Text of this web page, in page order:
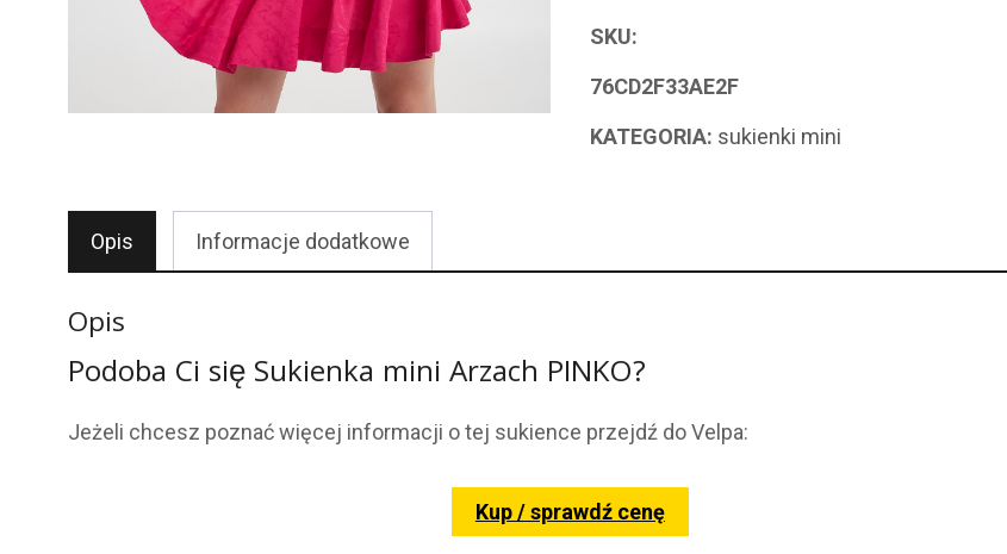
SKU:
76CD2F33AE2F
KATEGORIA: sukienki mini
Opis Informacje dodatkowe
Opis
Podoba Ci się Sukienka mini Arzach PINKO?
Jeżeli chcesz poznać więcej informacji o tej sukience przejdź do Velpa:
Kup / sprawdź cenę